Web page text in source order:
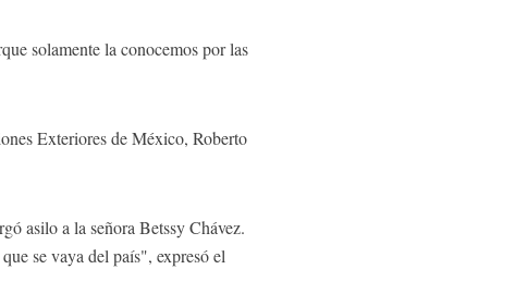
solamente la conocemos por las
Exteriores de México, Roberto
asilo a la señora Betssy Chávez.
se vaya del país", expresó el